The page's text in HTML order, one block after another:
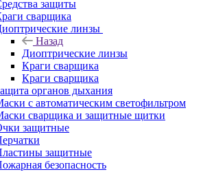
защиты
сварщика
линзы
Назад
Диоптрические линзы
Краги сварщика
Краги сварщика
органов дыхания
с автоматическим светофильтром
сварщика и защитные щитки
защитные
защитные
безопасность